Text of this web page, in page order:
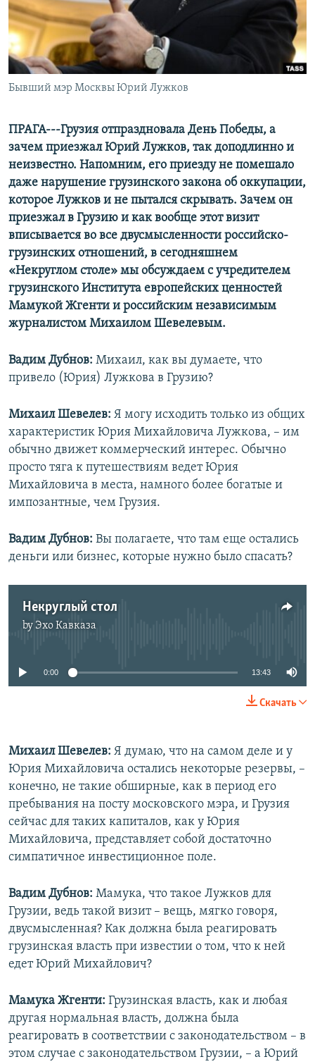
СПОРТ
МИР
БЛОГИ
ГОЛОСА
ЧИТАЕМ ПРЕССУ
АРХИВ РАДИОПРОГРАММЫ
Все сайты РСЕ/РС
Бывший мэр Москвы Юрий Лужков
ПРАГА---Грузия отпраздновала День Победы, а
зачем приезжал Юрий Лужков, так доподлинно и
неизвестно. Напомним, его приезду не помешало
даже нарушение грузинского закона об оккупации,
которое Лужков и не пытался скрывать. Зачем он
приезжал в Грузию и как вообще этот визит
вписывается во все двусмысленности российско-
грузинских отношений, в сегодняшнем
«Некруглом столе» мы обсуждаем с учредителем
грузинского Института европейских ценностей
Мамукой Жгенти и российским независимым
журналистом Михаилом Шевелевым.
Вадим Дубнов: Михаил, как вы думаете, что
привело (Юрия) Лужкова в Грузию?
Михаил Шевелев: Я могу исходить только из общих
характеристик Юрия Михайловича Лужкова, – им
обычно движет коммерческий интерес. Обычно
просто тяга к путешествиям ведет Юрия
Михайловича в места, намного более богатые и
импозантные, чем Грузия.
Вадим Дубнов: Вы полагаете, что там еще остались
деньги или бизнес, которые нужно было спасать?
Некруглый стол
by Эхо Кавказа
0:00 13:43
Скачать
Михаил Шевелев: Я думаю, что на самом деле и у
Юрия Михайловича остались некоторые резервы, –
конечно, не такие обширные, как в период его
пребывания на посту московского мэра, и Грузия
сейчас для таких капиталов, как у Юрия
Михайловича, представляет собой достаточно
симпатичное инвестиционное поле.
Вадим Дубнов: Мамука, что такое Лужков для
Грузии, ведь такой визит – вещь, мягко говоря,
двусмысленная? Как должна была реагировать
грузинская власть при известии о том, что к ней
едет Юрий Михайлович?
Мамука Жгенти: Грузинская власть, как и любая
другая нормальная власть, должна была
реагировать в соответствии с законодательством – в
этом случае с законодательством Грузии, – а Юрий